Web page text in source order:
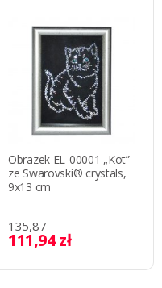
Obrazek EL-00001 „Kot”
ze Swarovski® crystals,
9x13 cm
135,87
111,94 zł